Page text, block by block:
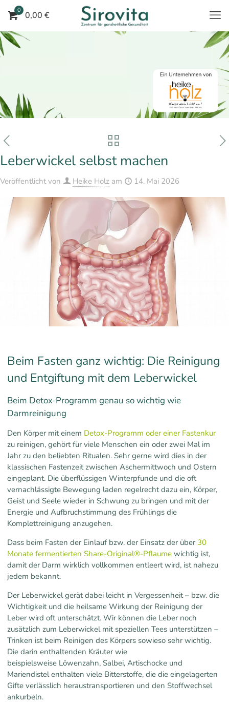
0 0,00 €
Leberwickel selbst machen
Veröffentlicht von Heike Holz am 14. Mai 2026
Beim Fasten ganz wichtig: Die Reinigung
und Entgiftung mit dem Leberwickel
Beim Detox-Programm genau so wichtig wie
Darmreinigung
Den Körper mit einem Detox-Programm oder einer Fastenkur
zu reinigen, gehört für viele Menschen ein oder zwei Mal im
Jahr zu den beliebten Ritualen. Sehr gerne wird dies in der
klassischen Fastenzeit zwischen Aschermittwoch und Ostern
eingeplant. Die überflüssigen Winterpfunde und die oft
vernachlässigte Bewegung laden regelrecht dazu ein, Körper,
Geist und Seele wieder in Schwung zu bringen und mit der
Energie und Aufbruchstimmung des Frühlings die
Komplettreinigung anzugehen.
Dass beim Fasten der Einlauf bzw. der Einsatz der über 30
Monate fermentierten Share-Original®-Pflaume wichtig ist,
damit der Darm wirklich vollkommen entleert wird, ist nahezu
jedem bekannt.
Der Leberwickel gerät dabei leicht in Vergessenheit – bzw. die
Wichtigkeit und die heilsame Wirkung der Reinigung der
Leber wird oft unterschätzt. Wir können die Leber noch
zusätzlich zum Leberwickel mit speziellen Tees unterstützen –
Trinken ist beim Reinigen des Körpers sowieso sehr wichtig.
Die darin enthaltenden Kräuter wie
beispielsweise Löwenzahn, Salbei, Artischocke und
Mariendistel enthalten viele Bitterstoffe, die die eingelagerten
Gifte verlässlich heraustransportieren und den Stoffwechsel
ankurbeln.